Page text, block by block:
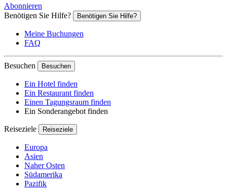
Abonnieren
Benötigen Sie Hilfe?
Benötigen Sie Hilfe?
Meine Buchungen
FAQ
Besuchen Besuchen
Ein Hotel finden
Ein Restaurant finden
Einen Tagungsraum finden
Ein Sonderangebot finden
Reiseziele Reiseziele
Europa
Asien
Naher Osten
Südamerika
Pazifik